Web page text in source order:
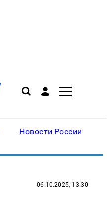
Новости России
06.10.2025, 13:30